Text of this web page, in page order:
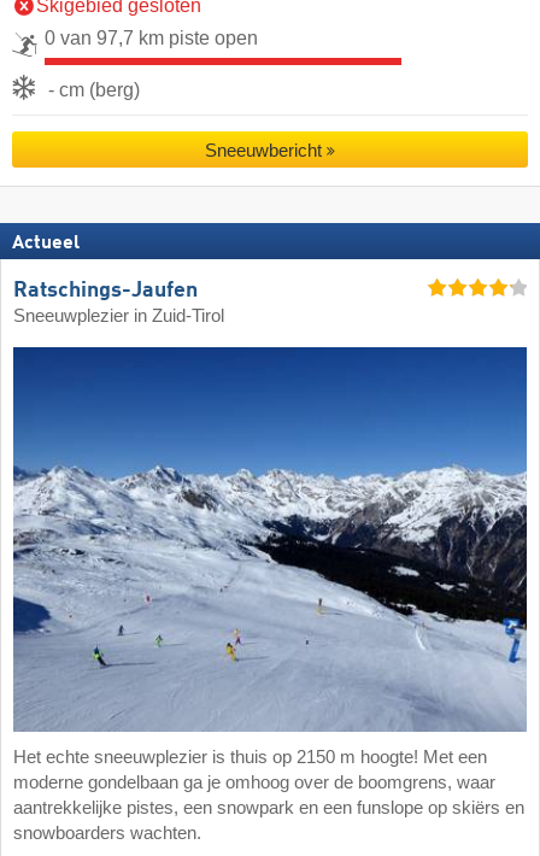
Skigebied gesloten
0 van 97,7 km piste open
- cm (berg)
Sneeuwbericht
Actueel
Ratschings-Jaufen
Sneeuwplezier in Zuid-Tirol
Het echte sneeuwplezier is thuis op 2150 m hoogte! Met een
moderne gondelbaan ga je omhoog over de boomgrens, waar
aantrekkelijke pistes, een snowpark en een funslope op skiërs en
snowboarders wachten.